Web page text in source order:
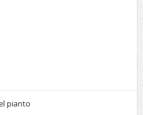
pianto